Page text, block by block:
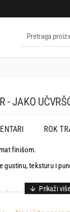
- JAKO
ROK
finišom.
teksturu i
malu količinu